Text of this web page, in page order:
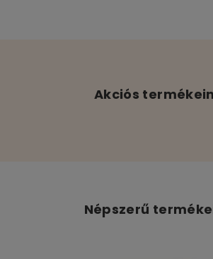
Akciós
Népszerű